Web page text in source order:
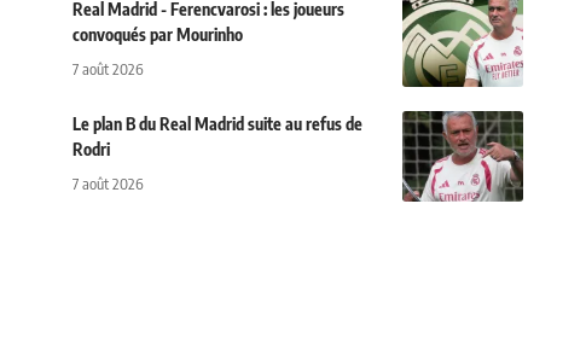
Real Madrid - Ferencvarosi : les joueurs
convoqués par Mourinho
7 août 2026
Le plan B du Real Madrid suite au refus de
Rodri
7 août 2026